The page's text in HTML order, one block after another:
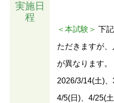
実施日
程
＜本試験＞ 下
ただきますが
が異なります。
2026/3/14(土)、
4/5(日)、4/25(